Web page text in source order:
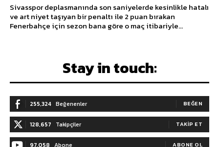
Sivasspor deplasmanında son saniyelerde kesinlikle hatalı
ve art niyet taşıyan bir penaltı ile 2 puan bırakan
Fenerbahçe için sezon bana göre o maç itibariyle...
Stay in touch:
255,324 Beğenenler BEĞEN
128,657 Takipçiler TAKIP ET
97,058 Abone ABONE OL